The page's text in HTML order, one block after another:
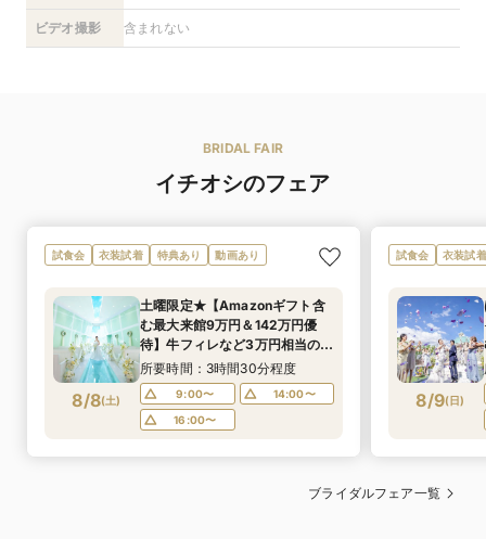
ビデオ撮影 含まれない
BRIDAL FAIR
イチオシのフェア
試食会 衣装試着 特典あり 動画あり
8/8(土)
土曜限定★【Amazonギフト含
む最大来館9万円＆142万円優
待】牛フィレなど3万円相当の本
格コース試食×パーソナルカラー
診断×全館見学・演出体験BIG
フェア
所要時間：3時間30分程度
9:00〜
14:00〜
16:00〜
試食会 衣装試着
8/9(日)
ブライダルフェア一覧